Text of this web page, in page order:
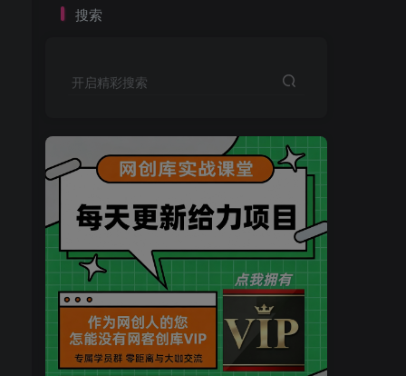
搜索
开启精彩搜索
买VIP会员或加盟商-全年最低价-立即抢额